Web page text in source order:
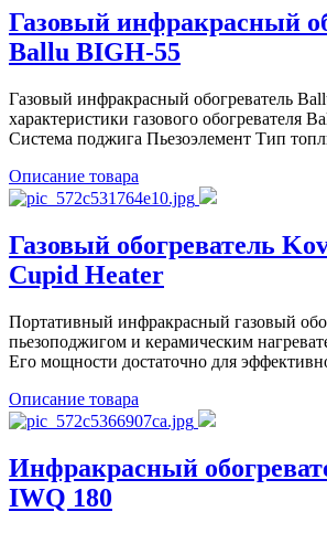
Газовый инфракрасный
Ballu BIGH-55
Газовый инфракрасный обогреватель
характеристики газового обогревателя
Система поджига Пьезоэлемент Тип
Описание товара
Газовый обогреватель
Cupid Heater
Портативный инфракрасный газовый
пьезоподжигом и керамическим
Его мощности достаточно для
Описание товара
Инфракрасный
IWQ 180